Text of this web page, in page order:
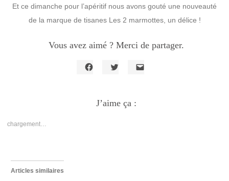
Et ce dimanche pour l’apéritif nous avons gouté une nouveauté
de la marque de tisanes Les 2 marmottes, un délice !
Vous avez aimé ? Merci de partager.
Facebook(ouvre
dans
Twitter(ouvre
dans
J’aime ça :
chargement…
Articles similaires